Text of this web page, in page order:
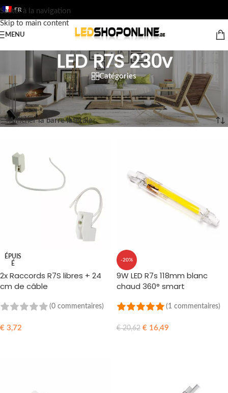
Sauter à la navigation
Skip to main content
FR
MENU
LED R7S 230v
Catégories
Accueil / Boutique Sortie /LES LAMPES À LED/LED R7S 230v
7 résultats affichés
Afficher la barre latérale
ÉPUIS
É
2x Raccords R7S libres + 24
cm de câble
(0 commentaires)
€ 3,72
-20%
9W LED R7s 118mm blanc
chaud 360° smart
(1 commentaires)
€20,62 € 16,49